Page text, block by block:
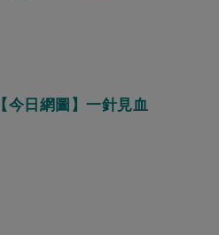
【今日網圖】一針見血